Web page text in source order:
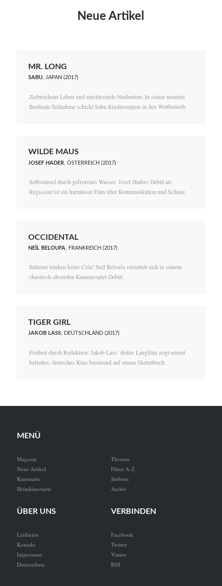
Neue Artikel
MR. LONG
SABU, JAPAN (2017)
Zerbrochene Leben und einstürzende Neubauten: In seiner neunten
Berlinale-Teilnahme schickt Sabu Rindersuppen in den Wettbewerb.
WILDE MAUS
JOSEF HADER , ÖSTERREICH (2017)
Selbstmord durch gefrorenes Wasser: Josef Haders Debüt als
Regisseur ist ein harmloser Film über Kommunikation und Schnee.
OCCIDENTAL
NEÏL BELOUFA , FRANKREICH (2017)
Italiener trinken keine Cola! Neïl Beloufa verzettelt sich in seinem
chaotisch-absurden Kammerspiel-Debüt.
TIGER GIRL
JAKOB LASS, DEUTSCHLAND (2017)
Freiheit durch Reduktion: Jakob Lass’ dritter Langfilm zeigt erneut
befreites, deutsches Kino basierend auf einem Skelettbuch.
MENÜ
Magazin
Neue Artikel
Kinostarts
Heimkinostarts
Themen
Filme A-Z
Stöbern
Archiv
ÜBER UNS
Leitlinien
Kontakt
Impressum
Datenschutz
VERBINDEN
Facebook
Twitter
Vimeo
RSS